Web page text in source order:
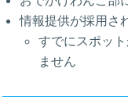
情報提供が採用さ
すでにスポッ
ません